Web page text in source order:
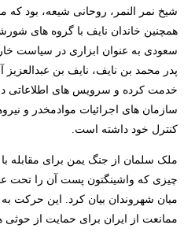
شیخ نمر النمر، روحانی شیعه، بود که
همچنین خاندان نایف با گروه های
سعودی به عنوان ابزاری در سیاست
پدر محمد بن نایف، نایف بن
خدمت کرده و سرویس های اطلاعاتی
سازمان های اجرائیات موادمخدر و
کنترل خود داشته است.
ملک سلمان از جنگ یمن برای مقابله با
چیزی که واشینگتون پست آن را تحت
میان شهروندان بیان کرد. این حرکت
ممانعت از ایران برای حمایت از